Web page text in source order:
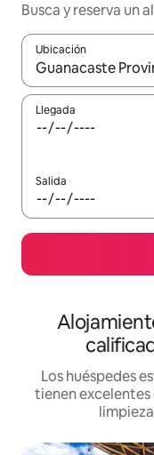
Busca y reserva un
Ubicación
Cuando los
Llegada
Salida
Los huéspedes
tienen